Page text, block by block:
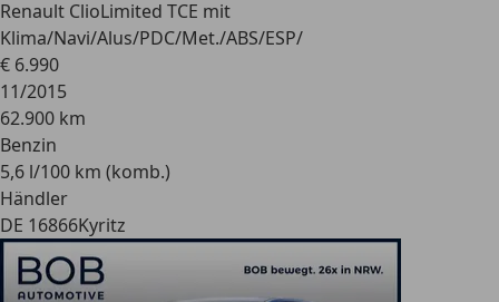
Renault ClioLimited TCE mit
Klima/Navi/Alus/PDC/Met./ABS/ESP/
€ 6.990
11/2015
62.900 km
Benzin
5,6 l/100 km (komb.)
Händler
DE 16866Kyritz